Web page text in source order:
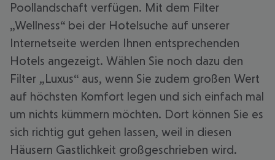
Poollandschaft verfügen. Mit dem Filter
„Wellness“ bei der Hotelsuche auf unserer
Internetseite werden Ihnen entsprechenden
Hotels angezeigt. Wählen Sie noch dazu den
Filter „Luxus“ aus, wenn Sie zudem großen Wert
auf höchsten Komfort legen und sich einfach mal
um nichts kümmern möchten. Dort können Sie es
sich richtig gut gehen lassen, weil in diesen
Häusern Gastlichkeit großgeschrieben wird.